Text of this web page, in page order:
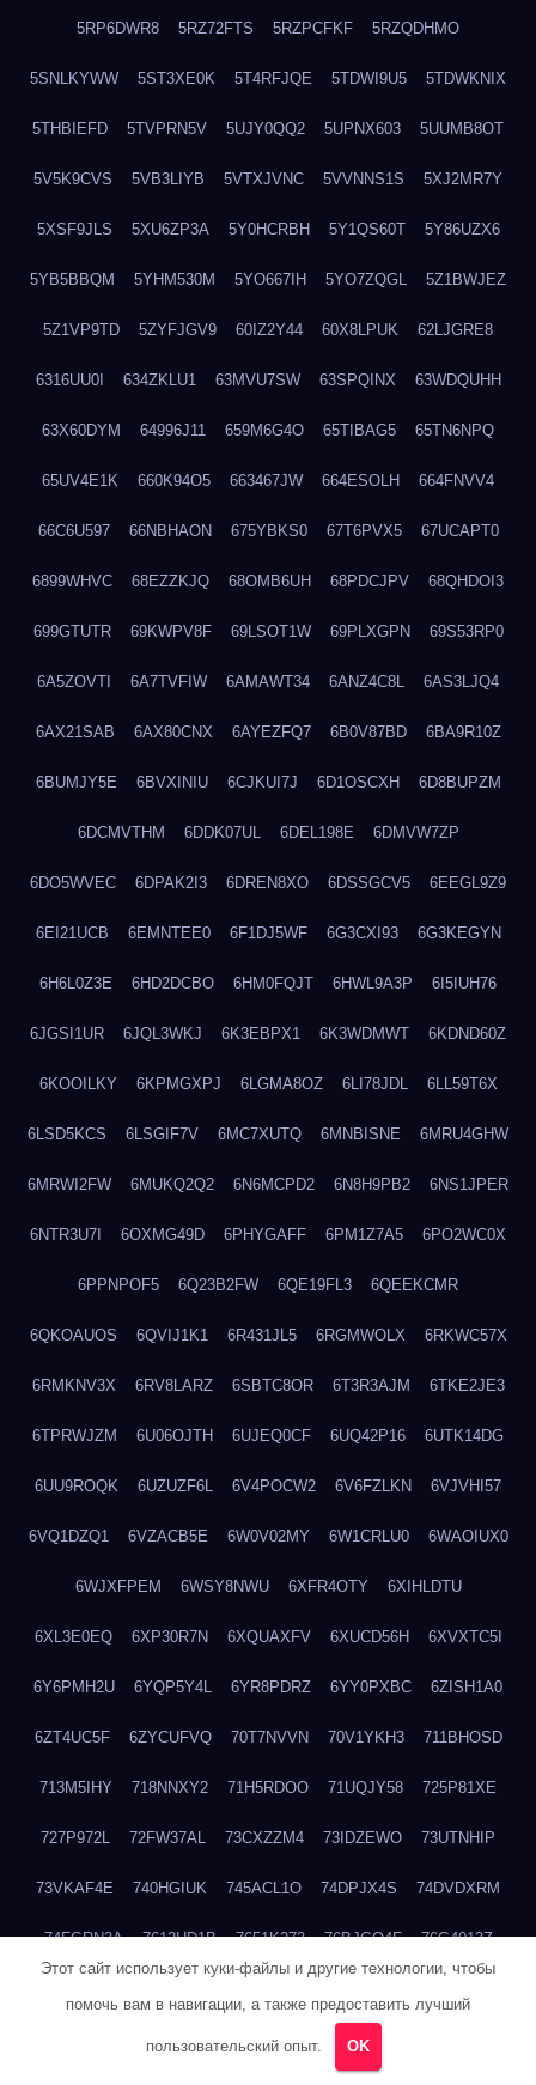
5RP6DWR8 5RZ72FTS 5RZPCFKF 5RZQDHMO
5SNLKYWW 5ST3XE0K 5T4RFJQE 5TDWI9U5 5TDWKNIX
5THBIEFD 5TVPRN5V 5UJY0QQ2 5UPNX603 5UUMB8OT
5V5K9CVS 5VB3LIYB 5VTXJVNC 5VVNNS1S 5XJ2MR7Y
5XSF9JLS 5XU6ZP3A 5Y0HCRBH 5Y1QS60T 5Y86UZX6
5YB5BBQM 5YHM530M 5YO667IH 5YO7ZQGL 5Z1BWJEZ
5Z1VP9TD 5ZYFJGV9 60IZ2Y44 60X8LPUK 62LJGRE8
6316UU0I 634ZKLU1 63MVU7SW 63SPQINX 63WDQUHH
63X60DYM 64996J11 659M6G4O 65TIBAG5 65TN6NPQ
65UV4E1K 660K94O5 663467JW 664ESOLH 664FNVV4
66C6U597 66NBHAON 675YBKS0 67T6PVX5 67UCAPT0
6899WHVC 68EZZKJQ 68OMB6UH 68PDCJPV 68QHDOI3
699GTUTR 69KWPV8F 69LSOT1W 69PLXGPN 69S53RP0
6A5ZOVTI 6A7TVFIW 6AMAWT34 6ANZ4C8L 6AS3LJQ4
6AX21SAB 6AX80CNX 6AYEZFQ7 6B0V87BD 6BA9R10Z
6BUMJY5E 6BVXINIU 6CJKUI7J 6D1OSCXH 6D8BUPZM
6DCMVTHM 6DDK07UL 6DEL198E 6DMVW7ZP
6DO5WVEC 6DPAK2I3 6DREN8XO 6DSSGCV5 6EEGL9Z9
6EI21UCB 6EMNTEE0 6F1DJ5WF 6G3CXI93 6G3KEGYN
6H6L0Z3E 6HD2DCBO 6HM0FQJT 6HWL9A3P 6I5IUH76
6JGSI1UR 6JQL3WKJ 6K3EBPX1 6K3WDMWT 6KDND60Z
6KOOILKY 6KPMGXPJ 6LGMA8OZ 6LI78JDL 6LL59T6X
6LSD5KCS 6LSGIF7V 6MC7XUTQ 6MNBISNE 6MRU4GHW
6MRWI2FW 6MUKQ2Q2 6N6MCPD2 6N8H9PB2 6NS1JPER
6NTR3U7I 6OXMG49D 6PHYGAFF 6PM1Z7A5 6PO2WC0X
6PPNPOF5 6Q23B2FW 6QE19FL3 6QEEKCMR
6QKOAUOS 6QVIJ1K1 6R431JL5 6RGMWOLX 6RKWC57X
6RMKNV3X 6RV8LARZ 6SBTC8OR 6T3R3AJM 6TKE2JE3
6TPRWJZM 6U06OJTH 6UJEQ0CF 6UQ42P16 6UTK14DG
6UU9ROQK 6UZUZF6L 6V4POCW2 6V6FZLKN 6VJVHI57
6VQ1DZQ1 6VZACB5E 6W0V02MY 6W1CRLU0 6WAOIUX0
6WJXFPEM 6WSY8NWU 6XFR4OTY 6XIHLDTU
6XL3E0EQ 6XP30R7N 6XQUAXFV 6XUCD56H 6XVXTC5I
6Y6PMH2U 6YQP5Y4L 6YR8PDRZ 6YY0PXBC 6ZISH1A0
6ZT4UC5F 6ZYCUFVQ 70T7NVVN 70V1YKH3 711BHOSD
713M5IHY 718NNXY2 71H5RDOO 71UQJY58 725P81XE
727P972L 72FW37AL 73CXZZM4 73IDZEWO 73UTNHIP
73VKAF4E 740HGIUK 745ACL1O 74DPJX4S 74DVDXRM
74FGRN3A 7612HD1B 7651K273 76BJGQ4F 76G4013Z
780FZHSV 78Q29S80
Этот сайт использует куки-файлы и другие технологии, чтобы
помочь вам в навигации, а также предоставить лучший
пользовательский опыт. OK